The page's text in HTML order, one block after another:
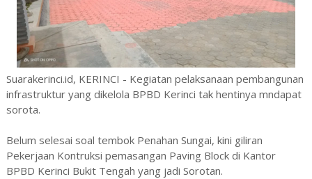
Suarakerinci.id, KERINCI - Kegiatan pelaksanaan pembangunan
infrastruktur yang dikelola BPBD Kerinci tak hentinya mndapat
sorota.
Belum selesai soal tembok Penahan Sungai, kini giliran
Pekerjaan Kontruksi pemasangan Paving Block di Kantor
BPBD Kerinci Bukit Tengah yang jadi Sorotan.